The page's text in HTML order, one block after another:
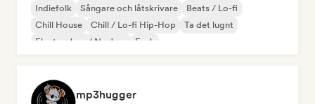
Indiefolk Sångare och låtskrivare
Beats / Lo-fi
Chill House
Chill / Lo-fi Hip-Hop
Ta det lugnt
Electro Jazz / Nu Jazz
Funk
mp3hugger